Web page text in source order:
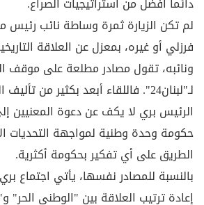
لم تكن الزيارة ثمرة وساطة نائب رئيس
فرزلي أو غيره، بمعزل عن العلاقة
ونائبه، تقول مصادر مطلعة على موقف
لـ"لبنان24". فاللقاء أبعد بكثير من
الرئيس بري لا يكف عن دعوة المعنيين
حكومة وحدة وطنية لمواجهة التحديات
الطريق على أي تفكير بحكومة أكثرية.
بالنسبة للمصادر نفسها، يأتي اجتماع
إعادة ترتيب العلاقة بين "الوطني الحر"